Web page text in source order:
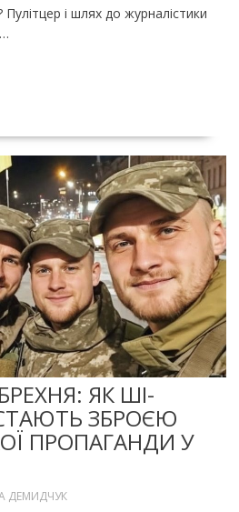
і шлях до журналістики
ЯК ШІ-
ЗБРОЄЮ
ПРОПАГАНДИ У
ДЕМИДЧУК